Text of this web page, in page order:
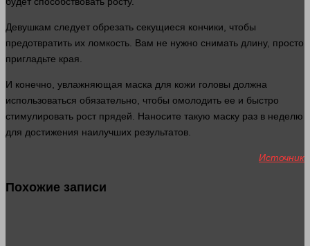
Девушкам следует обрезать секущиеся кончики, чтобы
предотвратить их ломкость. Вам не нужно снимать длину, просто
пригладьте края.
И конечно, увлажняющая маска для кожи головы должна
использоваться обязательно, чтобы омолодить ее и быстро
стимулировать рост прядей. Наносите такую маску раз в неделю
для достижения наилучших результатов.
Источник
Похожие записи